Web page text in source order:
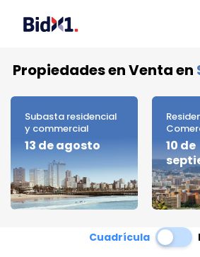
Propiedades en Venta en
Subasta residencial
y commercial
13 de agosto
10 de
Cuadrícula